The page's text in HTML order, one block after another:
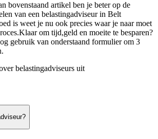
bovenstaand artikel ben je beter op de
van een belastingadviseur in Belt
is weet je nu ook precies waar je naar moet
om tijd,geld en moeite te besparen?
gebruik van onderstaand formulier om 3
belastingadviseurs uit